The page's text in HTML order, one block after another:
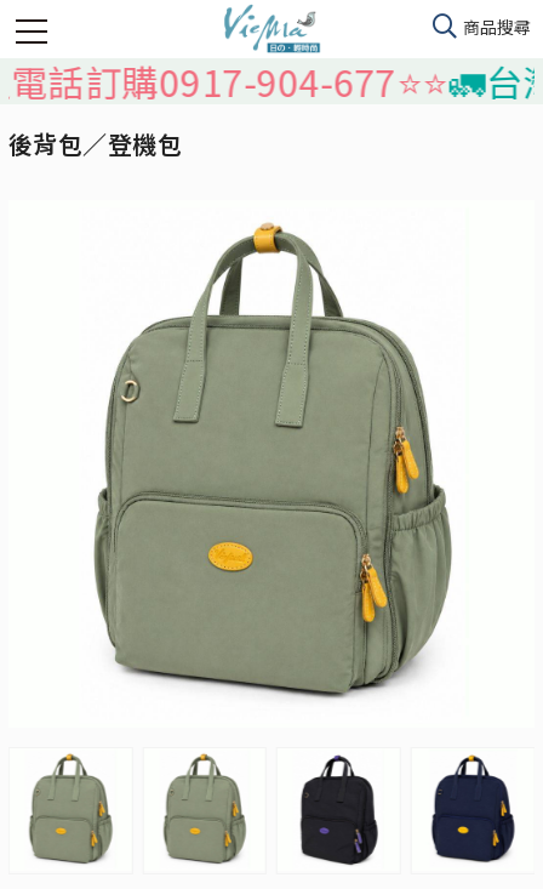
購0917-904-677⭐️⭐️🚛台灣本
後背包／登機包